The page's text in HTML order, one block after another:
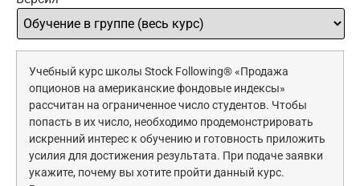
Учебный курс школы Stock Following® «Продажа
опционов на американские фондовые индексы»
рассчитан на ограниченное число студентов. Чтобы
попасть в их число, необходимо продемонстрировать
искренний интерес к обучению и готовность приложить
усилия для достижения результата. При подаче заявки
укажите, почему вы хотите пройти данный курс.